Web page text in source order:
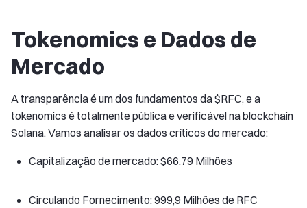
Tokenomics e Dados de
Mercado
A transparência é um dos fundamentos da $RFC, e a
tokenomics é totalmente pública e verificável na blockchain
Solana. Vamos analisar os dados críticos do mercado:
Capitalização de mercado: $66.79 Milhões
Circulando Fornecimento: 999,9 Milhões de RFC